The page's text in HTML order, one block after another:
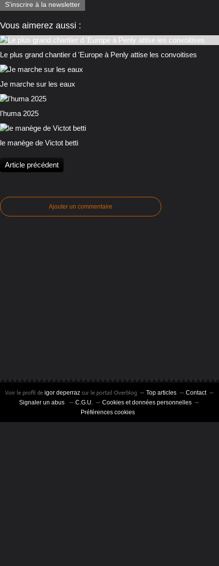
S'inscrire à la newsletter
Vous aimerez aussi :
Le plus grand chantier d 'Europe à Penly attise les convoitises
Je marche sur les eaux
l'huma 2025
le manège de Victot betti
Article précédent
Ajouter un commentaire
Voir le profil de igor deperraz sur le portail Overblog Top articles
Contact
Signaler un abus
C.G.U.
Cookies et données personnelles
Préférences cookies